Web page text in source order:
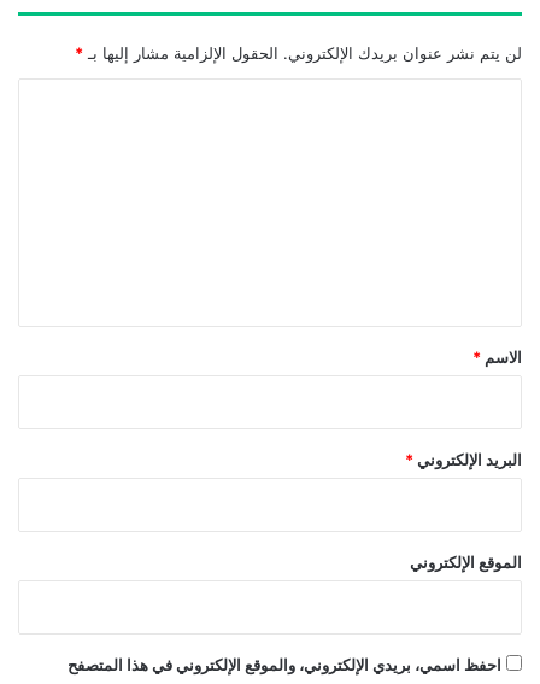
لن يتم نشر عنوان بريدك الإلكتروني. الحقول الإلزامية مشار إليها بـ *
*
الاسم *
البريد الإلكتروني *
الموقع الإلكتروني
احفظ اسمي، بريدي الإلكتروني، والموقع الإلكتروني في هذا المتصفح